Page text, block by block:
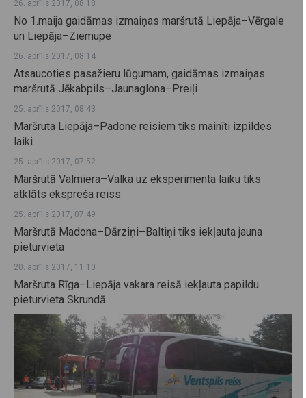
26. aprīlis 2017, 08:18
No 1.maija gaidāmas izmaiņas maršrutā Liepāja–Vērgale
un Liepāja–Ziemupe
26. aprīlis 2017, 08:14
Atsaucoties pasažieru lūgumam, gaidāmas izmaiņas
maršrutā Jēkabpils–Jaunaglona–Preiļi
25. aprīlis 2017, 08:43
Maršruta Liepāja–Padone reisiem tiks mainīti izpildes
laiki
25. aprīlis 2017, 07:52
Maršrutā Valmiera–Valka uz eksperimenta laiku tiks
atklāts ekspreša reiss
25. aprīlis 2017, 07:49
Maršrutā Madona–Dārziņi–Baltiņi tiks iekļauta jauna
pieturvieta
20. aprīlis 2017, 11:10
Maršruta Rīga–Liepāja vakara reisā iekļauta papildu
pieturvieta Skrundā